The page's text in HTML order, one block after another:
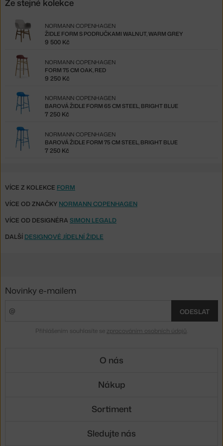
Ze stejné kolekce
ŽIDLE FORM S PODRUČKAMI WALNUT, WARM GREY
NORMANN COPENHAGEN
9 500 Kč
FORM 75 CM OAK, RED
NORMANN COPENHAGEN
9 250 Kč
BAROVÁ ŽIDLE FORM 65 CM STEEL, BRIGHT BLUE
NORMANN COPENHAGEN
7 250 Kč
BAROVÁ ŽIDLE FORM 75 CM STEEL, BRIGHT BLUE
NORMANN COPENHAGEN
7 250 Kč
VÍCE Z KOLEKCE FORM
VÍCE OD ZNAČKY NORMANN COPENHAGEN
VÍCE OD DESIGNÉRA SIMON LEGALD
DALŠÍ DESIGNOVÉ JÍDELNÍ ŽIDLE
Novinky e-mailem
ODESLAT
Přihlášením souhlasíte se zpracováním osobních údajů
O nás
Nákup
Sortiment
Sledujte nás